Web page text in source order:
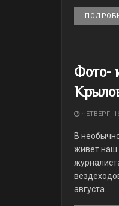
Фото-
ЧЕТВЕРГ,
В
живет наш
августа...